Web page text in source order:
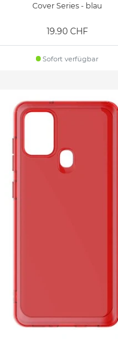
Cover Series - blau
19.90 CHF
Sofort verfügbar